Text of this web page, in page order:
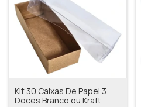
Kit 30 Caixas De Papel 3
Doces Branco ou Kraft